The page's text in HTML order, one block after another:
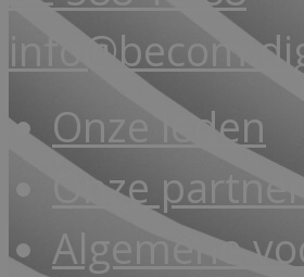
Onze leden
Onze
Algemene